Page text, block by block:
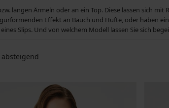
langen Ärmeln oder an ein Top. Diese lassen sich
Effekt an Bauch und Hüfte, oder haben
Slips. Und von welchem Modell lassen Sie sich
absteigend